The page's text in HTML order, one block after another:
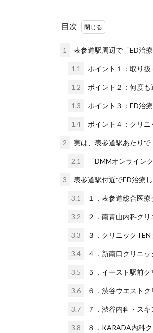
目次
1 表参道駅周辺で「ED治
1.1 ポイント１：取り
1.2 ポイント２：何度
1.3 ポイント３：ED治
1.4 ポイント４：クリ
2 実は、表参道駅あたり
2.1 「DMMオンライン
3 表参道駅付近でED治療
3.1 １．表参道総合医
3.2 ２．南青山内科ク
3.3 ３．クリニックTEN
3.4 ４．新南口クリニッ
3.5 ５．イースト駅前
3.6 ６．渋谷ウエスト
3.7 ７．渋谷内科・ス
3.8 ８．KARADA内科